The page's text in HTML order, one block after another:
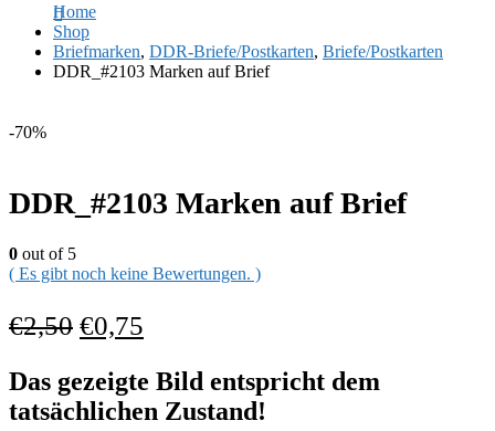
Home
Shop
Briefmarken, DDR-Briefe/Postkarten, Briefe/Postkarten
DDR_#2103 Marken auf Brief
-70%
DDR_#2103 Marken auf Brief
0 out of 5
( Es gibt noch keine Bewertungen. )
€2,50 €0,75
Das gezeigte Bild entspricht dem
tatsächlichen Zustand!